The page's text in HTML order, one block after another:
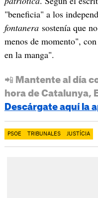
"beneficia" a los
fontanerasostenía que
menos de momento",
en la manga".
📲 Mantente al día
hora de Catalunya,
Descárgate aquí la
PSOE TRIBUNALES JUSTÍCIA